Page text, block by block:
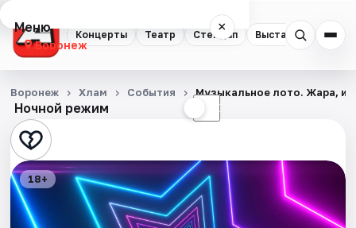
Концерты Театр Стендап Выставки
Меню ×
Воронеж
Концерты
Театр
Стендап
Выставки
Ночной режим ☾
Воронеж Хлам События Музыкальное лото. Жара,
18+